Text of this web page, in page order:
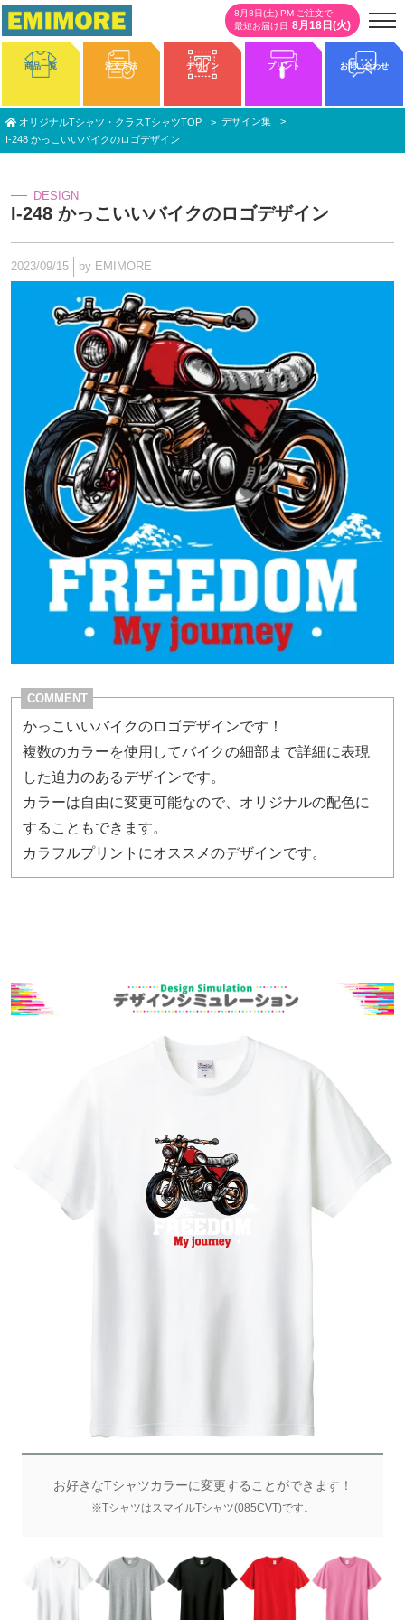
8月8日(土) PM ご注文で
最短お届け日 8月18日(火)
商品一覧 注文方法 デザイン プリント お問い合わせ
オリジナルTシャツ・クラスTシャツTOP
デザイン集
I-248 かっこいいバイクのロゴデザイン
DESIGN
I-248 かっこいいバイクのロゴデザイン
2023/09/15 by EMIMORE
COMMENT
かっこいいバイクのロゴデザインです！
複数のカラーを使用してバイクの細部まで詳細に表現
した迫力のあるデザインです。
カラーは自由に変更可能なので、オリジナルの配色に
することもできます。
カラフルプリントにオススメのデザインです。
お好きなTシャツカラーに変更することができます！
※TシャツはスマイルTシャツ(085CVT)です。